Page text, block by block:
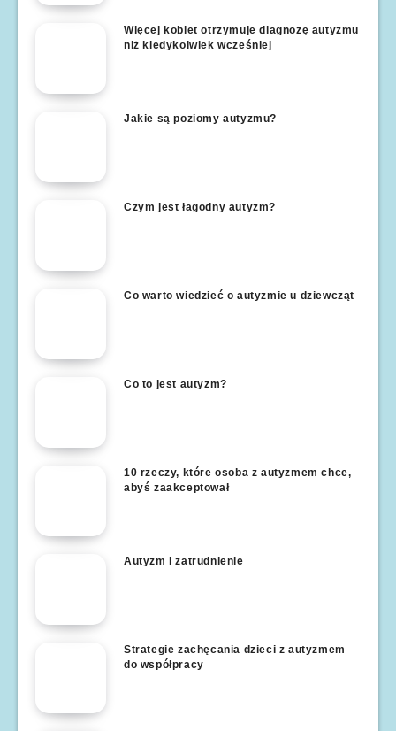
Więcej kobiet otrzymuje diagnozę autyzmu
niż kiedykolwiek wcześniej
Jakie są poziomy autyzmu?
Czym jest łagodny autyzm?
Co warto wiedzieć o autyzmie u dziewcząt
Co to jest autyzm?
10 rzeczy, które osoba z autyzmem chce,
abyś zaakceptował
Autyzm i zatrudnienie
Strategie zachęcania dzieci z autyzmem
do współpracy